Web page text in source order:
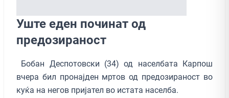
Уште еден починат од
предозираност
Бобан Деспотовски (34) од населбата Карпош
вчера бил пронајден мртов од предозираност во
куќа на негов пријател во истата населба.